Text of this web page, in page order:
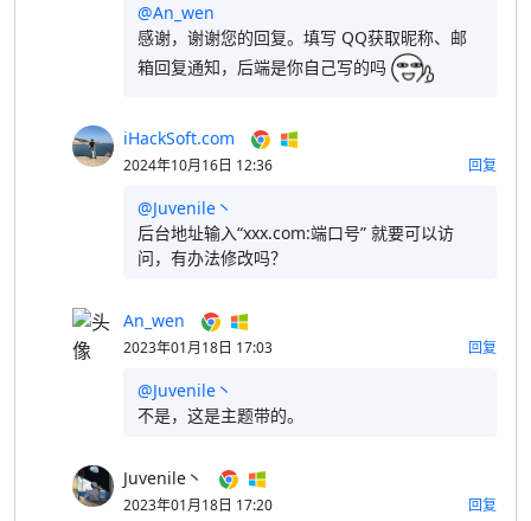
@An_wen
感谢，谢谢您的回复。填写 QQ获取昵称、邮
箱回复通知，后端是你自己写的吗
iHackSoft.com
2024年10月16日 12:36 回复
@Juvenile丶
后台地址输入“xxx.com:端口号” 就要可以访
问，有办法修改吗？
An_wen
2023年01月18日 17:03 回复
@Juvenile丶
不是，这是主题带的。
Juvenile丶
2023年01月18日 17:20 回复